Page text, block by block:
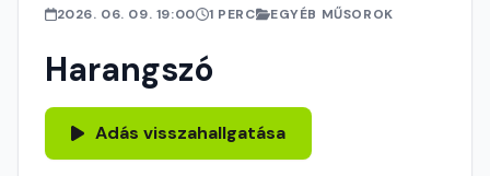
2026. 06. 09. 19:00 1 PERC EGYÉB MŰSOROK
Harangszó
Adás visszahallgatása